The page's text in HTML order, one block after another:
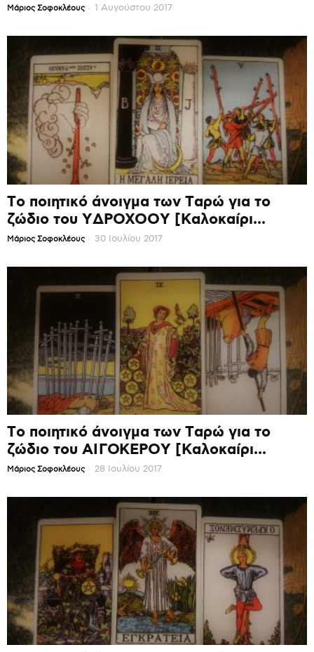
Mάριος Σοφοκλέους - 1 Αυγούστου 2017
Το ποιητικό άνοιγμα των Ταρώ για το
ζώδιο του ΥΔΡΟΧΟΟΥ [Καλοκαίρι...
Mάριος Σοφοκλέους - 30 Ιουλίου 2017
Το ποιητικό άνοιγμα των Ταρώ για το
ζώδιο του ΑΙΓΟΚΕΡΟΥ [Καλοκαίρι...
Mάριος Σοφοκλέους - 28 Ιουλίου 2017